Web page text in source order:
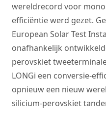
wereldrecord voor
efficiëntie werd gezet.
European Solar Test
onafhankelijk
perovskiet
LONGi een conversie-
opnieuw een nieuw
silicium-perovskiet